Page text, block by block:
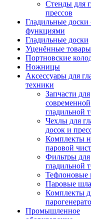
Стенды для
прессов
Гладильные доски
функциями
Гладильные доски
Уценённые товары
Портновские
Ножницы
Аксессуары для
техники
Запчасти для
современной
гладильной
Чехлы для
досок и
Комплекты
паровой
Фильтры для
гладильной
Тефлоновые
Паровые
Комплекты
Промышленное